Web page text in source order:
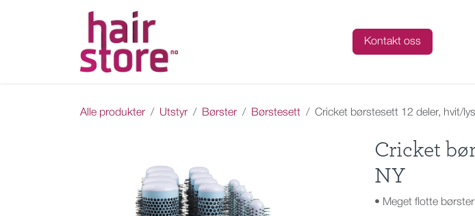
Kontakt oss
Alle produkter Utstyr Børster Børstesett Cricket børstesett 12 deler, hvit/
Cricket
NY
• Meget flotte